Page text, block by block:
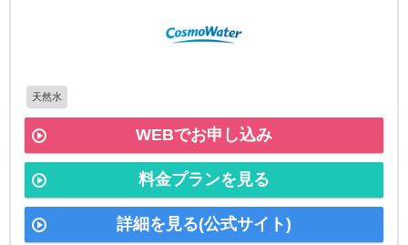
天然水
WEBでお申し込み
料金プランを見る
詳細を見る(公式サイト)